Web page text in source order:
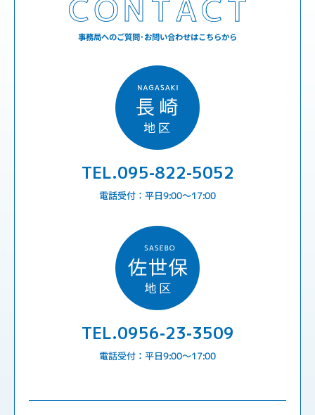
事務局へのご質問･お問い合わせはこちらから
TEL.095-822-5052
電話受付：平日9:00〜17:00
TEL.0956-23-3509
電話受付：平日9:00〜17:00